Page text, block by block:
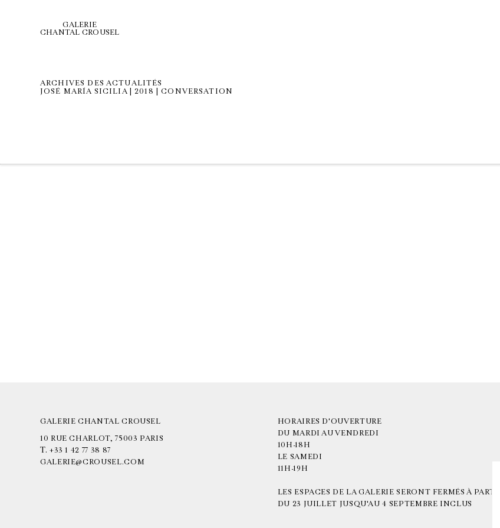
GALERIE
CHANTAL CROUSEL
ARCHIVES DES ACTUALITÉS
JOSÉ MARÍA SICILIA | 2018 | CONVERSATION
GALERIE CHANTAL CROUSEL
10 RUE CHARLOT, 75003 PARIS
T. +33 1 42 77 38 87
GALERIE@CROUSEL.COM
HORAIRES D'OUVERTURE
DU MARDI AU VENDREDI
10H-18H
LE SAMEDI
11H-19H
LES ESPACES DE LA GALERIE SERONT FERMÉS À PARTIR
DU 23 JUILLET JUSQU'AU 4 SEPTEMBRE INCLUS